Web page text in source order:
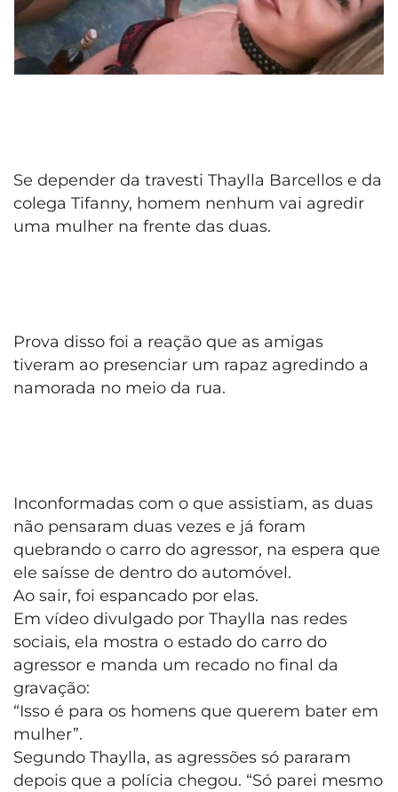
Se depender da travesti Thaylla Barcellos e da
colega Tifanny, homem nenhum vai agredir
uma mulher na frente das duas.
Prova disso foi a reação que as amigas
tiveram ao presenciar um rapaz agredindo a
namorada no meio da rua.
Inconformadas com o que assistiam, as duas
não pensaram duas vezes e já foram
quebrando o carro do agressor, na espera que
ele saísse de dentro do automóvel.
Ao sair, foi espancado por elas.
Em vídeo divulgado por Thaylla nas redes
sociais, ela mostra o estado do carro do
agressor e manda um recado no final da
gravação:
“Isso é para os homens que querem bater em
mulher”.
Segundo Thaylla, as agressões só pararam
depois que a polícia chegou. “Só parei mesmo